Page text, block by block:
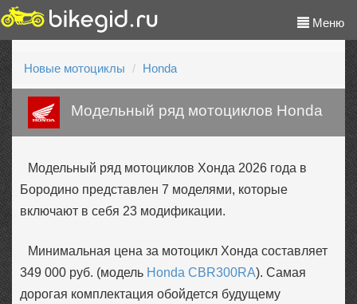
Меню
Новые мотоциклы Honda
Модельный ряд мотоциклов Honda
Модельный ряд мотоциклов Хонда 2026 года в
Бородино представлен 7 моделями, которые
включают в себя 23 модификации.
Минимальная цена за мотоцикл Хонда составляет
349 000 руб. (модель Honda CBR300RA). Самая
дорогая комплектация обойдется будущему